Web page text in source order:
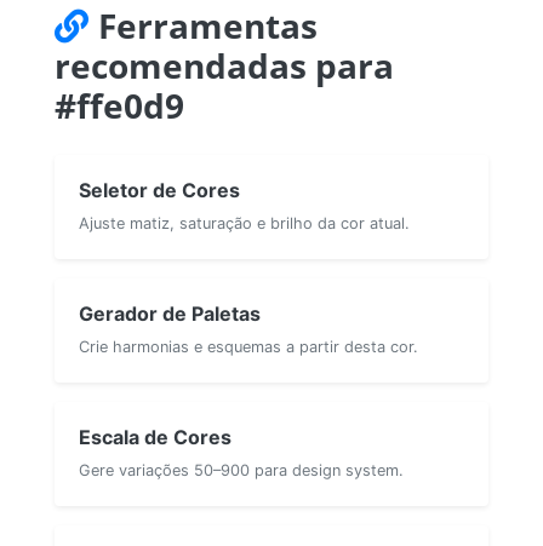
Ferramentas
recomendadas para
#ffe0d9
Seletor de Cores
Ajuste matiz, saturação e brilho da cor atual.
Gerador de Paletas
Crie harmonias e esquemas a partir desta cor.
Escala de Cores
Gere variações 50–900 para design system.